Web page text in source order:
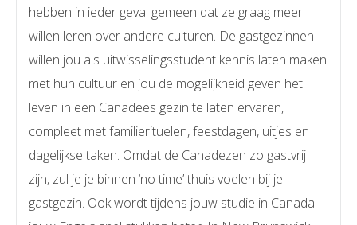
hebben in ieder geval gemeen dat ze graag meer
willen leren over andere culturen. De gastgezinnen
willen jou als uitwisselingsstudent kennis laten maken
met hun cultuur en jou de mogelijkheid geven het
leven in een Canadees gezin te laten ervaren,
compleet met familierituelen, feestdagen, uitjes en
dagelijkse taken. Omdat de Canadezen zo gastvrij
zijn, zul je je binnen ‘no time’ thuis voelen bij je
gastgezin. Ook wordt tijdens jouw studie in Canada